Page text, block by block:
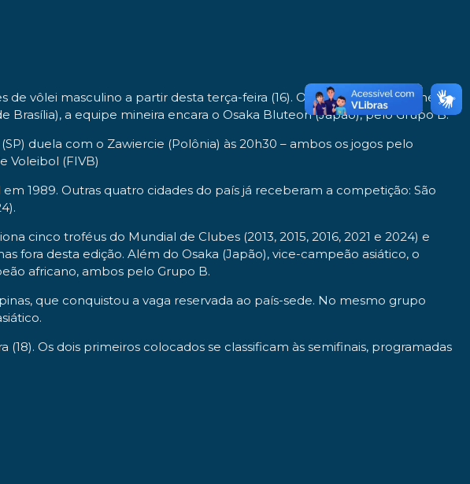
vôlei masculino a partir desta terça-feira (16). O Brasil conta três times
Brasília), a equipe mineira encara o Osaka Bluteon (Japão), pelo Grupo B.
duela com o Zawiercie (Polônia) às 20h30 – ambos os jogos pelo
Voleibol (FIVB)
1989. Outras quatro cidades do país já receberam a competição: São
cinco troféus do Mundial de Clubes (2013, 2015, 2016, 2021 e 2024) e
desta edição. Além do Osaka (Japão), vice-campeão asiático, o
africano, ambos pelo Grupo B.
que conquistou a vaga reservada ao país-sede. No mesmo grupo
Os dois primeiros colocados se classificam às semifinais, programadas